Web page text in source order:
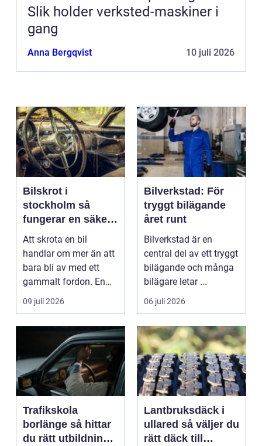
Slik holder verksted-maskiner i
gang
Anna Bergqvist 10 juli 2026
Bilskrot i
stockholm så
fungerar en säker
och miljövänlig
skrotning
Att skrota en bil
handlar om mer än att
bara bli av med ett
gammalt fordon. En
genomtänkt skrotning
09 juli 2026
Bilverkstad: För
tryggt bilägande
året runt
Bilverkstad är en
central del av ett tryggt
bilägande och många
bilägare letar ...
06 juli 2026
Trafikskola
borlänge så hittar
du rätt utbildning
Lantbruksdäck i
ullared så väljer du
rätt däck till